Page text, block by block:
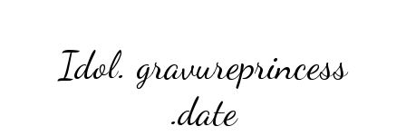
Idol. gravureprincess
.date